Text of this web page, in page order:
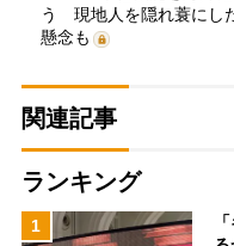
う 現地人を隠れ蓑にし
懸念も
関連記事
ランキング
1